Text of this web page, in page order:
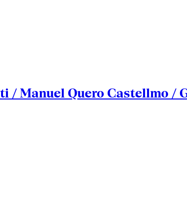
/ Manuel Quero Castellmo